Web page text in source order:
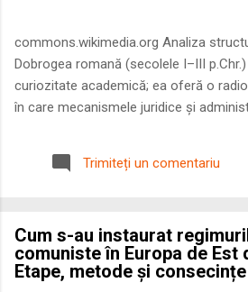
Sursa
commons.wikimedia.org Analiza
Dobrogea romană (secolele I–III
curiozitate academică; ea oferă o
în care mecanismele juridice și
Într-o epocă în care prosperitatea
era susținută de o mobilitate socială
roman – în special a cetățenilor romani
țesutul urban și rural dobrogean – ne
precizie profunzimea și ritmul
Trimiteți un comentariu
Cum s-au instaurat
comuniste în Europa de Est
Etape, metode și consecințe